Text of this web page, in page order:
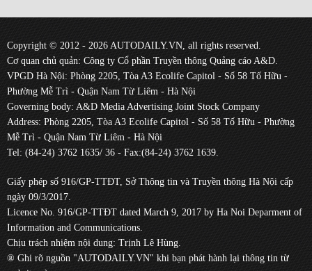
Copyright © 2012 - 2026 AUTODAILY.VN, all rights reserved.
Cơ quan chủ quản: Công ty Cổ phần Truyền thông Quảng cáo A&D.
VPGD Hà Nội: Phòng 2205, Tòa A3 Ecolife Capitol - Số 58 Tố Hữu -
Phường Mễ Trì - Quận Nam Từ Liêm - Hà Nội
Governing body: A&D Media Advertising Joint Stock Company
Address: Phòng 2205, Tòa A3 Ecolife Capitol - Số 58 Tố Hữu - Phường
Mễ Trì - Quận Nam Từ Liêm - Hà Nội
Tel: (84-24) 3762 1635/ 36 - Fax:(84-24) 3762 1639.
Giấy phép số 916/GP-TTĐT, Sở Thông tin và Truyền thông Hà Nội cấp
ngày 09/3/2017.
Licence No. 916/GP-TTĐT dated March 9, 2017 by Ha Noi Deparment of
Information and Communications.
Chịu trách nhiệm nội dung: Trịnh Lê Hùng.
® Ghi rõ nguồn "AUTODAILY.VN" khi bạn phát hành lại thông tin từ